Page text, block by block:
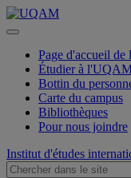
Page d'accueil
Étudier à
Bottin du
Carte du campus
Bibliothèques
Pour nous joindre
Institut d'études